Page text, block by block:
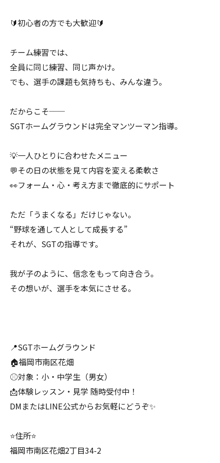
🔰初心者の方でも大歓迎🔰
チーム練習では、
全員に同じ練習、同じ声かけ。
でも、選手の課題も気持ちも、みんな違う。
だからこそ──
SGTホームグラウンドは完全マンツーマン指導。
💡一人ひとりに合わせたメニュー
💬その日の状態を見て内容を変える柔軟さ
👀フォーム・心・考え方まで徹底的にサポート
ただ「うまくなる」だけじゃない。
“野球を通して人として成長する”
それが、SGTの指導です。
我が子のように、信念をもって向き合う。
その想いが、選手を本気にさせる。
📍SGTホームグラウンド
🏠福岡市南区花畑
⚾️対象：小・中学生（男女）
📩体験レッスン・見学 随時受付中！
DMまたはLINE公式からお気軽にどうぞ✨
⭐️住所⭐️
福岡市南区花畑2丁目34-2